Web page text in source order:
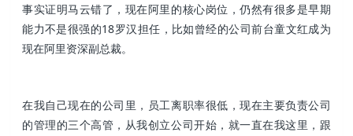
事实证明马云错了，现在阿里的核心岗位，仍然有很多是早期
能力不是很强的18罗汉担任，比如曾经的公司前台童文红成为
现在阿里资深副总裁。
在我自己现在的公司里，员工离职率很低，现在主要负责公司
的管理的三个高管，从我创立公司开始，就一直在我这里，跟